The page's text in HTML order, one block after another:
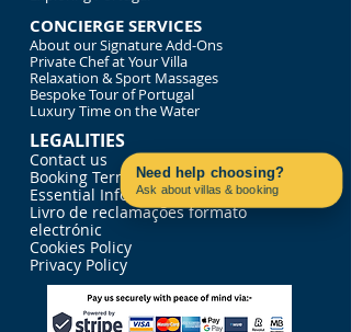
CONCIERGE SERVICES
About our Signature Add-Ons
Private Chef at Your Villa
Relaxation & Sport Massages
Bespoke Tour of Portugal
Luxury Time on the Water
LEGALITIES
Contact us
Booking Terms & Conditions
Essential Information
Livro de reclamações formato
electrónic
Cookies Policy
Privacy Policy
Need help choosing?
Ask about villas & booking
Contact us on WhatsApp